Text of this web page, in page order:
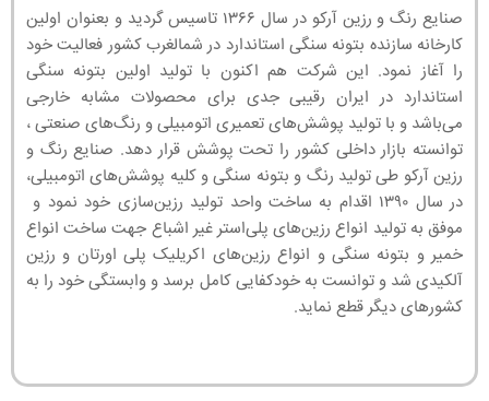
صنایع رنگ و رزین آرکو در سال ۱۳۶۶ تاسیس گردید و بعنوان اولین
کارخانه سازنده بتونه سنگی استاندارد در شمالغرب کشور فعالیت خود
را آغاز نمود. این شرکت هم اکنون با تولید اولین بتونه سنگی
استاندارد در ایران رقیبی جدی برای محصولات مشابه خارجی
می‌باشد و با تولید پوشش‌های تعمیری اتومبیلی و رنگ‌های صنعتی ،
توانسته بازار داخلی کشور را تحت پوشش قرار دهد. صنایع رنگ و
رزین آرکو طی تولید رنگ و بتونه سنگی و کلیه پوشش‌های اتومبیلی،
در سال ۱۳۹۰ اقدام به ساخت واحد تولید رزین‌سازی خود نمود و
موفق به تولید انواع رزین‌های پلی‌استر غیر اشباع جهت ساخت انواع
خمیر و بتونه سنگی و انواع رزین‌های اکریلیک پلی اورتان و رزین
آلکیدی شد و توانست به خودکفایی کامل برسد و وابستگی خود را به
کشورهای دیگر قطع نماید.